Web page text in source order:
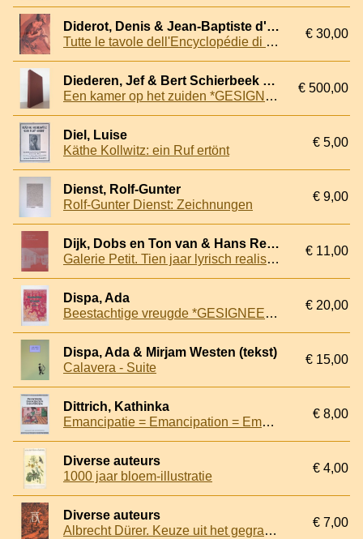
Diderot, Denis & Jean-Baptiste d' Alembert
Tutte le tavole dell'Encyclopédie di Diderot e D'Alembert
€ 30,00
Diederen, Jef & Bert Schierbeek & Pieter Defesche & Manuel Kneepkens & Lei Molin & Ger Lataster & Hans van de Waardenburg & Pierre van Soest & Gerrit Kouwenaar
Een kamer op het zuiden *GESIGNEERD*
€ 500,00
Diel, Luise
Käthe Kollwitz: ein Ruf ertönt
€ 5,00
Dienst, Rolf-Gunter
Rolf-Gunter Dienst: Zeichnungen
€ 9,00
Dijk, Dobs en Ton van & Hans Redeker
Galerie Petit. Tien jaar lyrisch realisme
€ 11,00
Dispa, Ada
Beestachtige vreugde *GESIGNEERD*
€ 20,00
Dispa, Ada & Mirjam Westen (tekst)
Calavera - Suite
€ 15,00
Dittrich, Kathinka
Emancipatie = Emancipation = Emanzipation: Populärgraphik aus vier Jahrhunderten, ammlung Günther Böhmer
€ 8,00
Diverse auteurs
1000 jaar bloem-illustratie
€ 4,00
Diverse auteurs
Albrecht Dürer. Keuze uit het gegraveerd werk uit het Rijksprentenkabinet te Amsterdam
€ 7,00